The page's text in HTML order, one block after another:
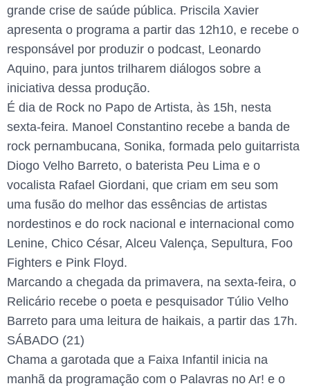
grande crise de saúde pública. Priscila Xavier
apresenta o programa a partir das 12h10, e recebe o
responsável por produzir o podcast, Leonardo
Aquino, para juntos trilharem diálogos sobre a
iniciativa dessa produção.
É dia de Rock no Papo de Artista, às 15h, nesta
sexta-feira. Manoel Constantino recebe a banda de
rock pernambucana, Sonika, formada pelo guitarrista
Diogo Velho Barreto, o baterista Peu Lima e o
vocalista Rafael Giordani, que criam em seu som
uma fusão do melhor das essências de artistas
nordestinos e do rock nacional e internacional como
Lenine, Chico César, Alceu Valença, Sepultura, Foo
Fighters e Pink Floyd.
Marcando a chegada da primavera, na sexta-feira, o
Relicário recebe o poeta e pesquisador Túlio Velho
Barreto para uma leitura de haikais, a partir das 17h.
SÁBADO (21)
Chama a garotada que a Faixa Infantil inicia na
manhã da programação com o Palavras no Ar! e o